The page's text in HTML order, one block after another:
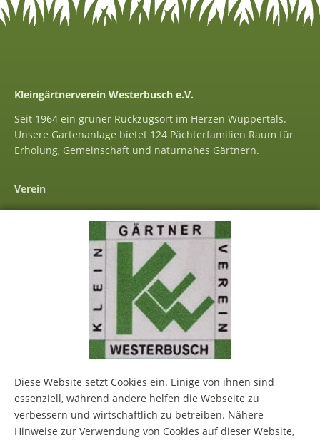
Kleingärtnerverein Westerbusch e.V.
Seit 1964 ein grüner Rückzugsort im Herzen Wuppertals.
Unsere Gartenanlage bietet 124 Pächterfamilien Raum für
Erholung, Gemeinschaft und naturnahes Gärtnern.
Verein
Gemeinschaftsarbeit
Impressum
Datenschutz
Kontakt
Diese Website setzt Cookies ein. Einige von ihnen sind
essenziell, während andere helfen die Webseite zu
verbessern und wirtschaftlich zu betreiben. Nähere
Hinweise zur Verwendung von Cookies auf dieser Website,